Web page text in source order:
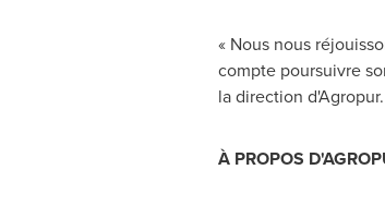
« Nous nous
compte poursuivre
la direction d'Agropur.
À PROPOS